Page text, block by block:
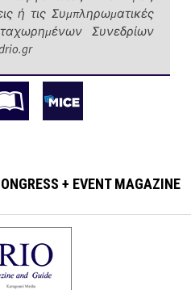
ή τις Συμπληρωματικές
Συνεδρίων
+ EVENT MAGAZINE